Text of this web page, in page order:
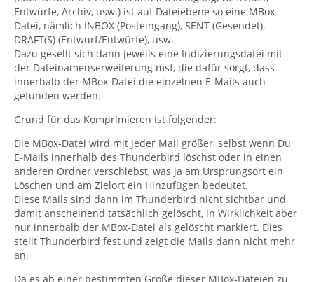
Entwürfe, Archiv, usw.) ist auf Dateiebene so eine MBox-
Datei, nämlich INBOX (Posteingang), SENT (Gesendet),
DRAFT(S) (Entwurf/Entwürfe), usw.
Dazu gesellt sich dann jeweils eine Indizierungsdatei mit
der Dateinamenserweiterung msf, die dafür sorgt, dass
innerhalb der MBox-Datei die einzelnen E-Mails auch
gefunden werden.
Grund für das Komprimieren ist folgender:
Die MBox-Datei wird mit jeder Mail größer, selbst wenn Du
E-Mails innerhalb des Thunderbird löschst oder in einen
anderen Ordner verschiebst, was ja am Ursprungsort ein
Löschen und am Zielort ein Hinzufügen bedeutet.
Diese Mails sind dann im Thunderbird nicht sichtbar und
damit anscheinend tatsächlich gelöscht, in Wirklichkeit aber
nur innerbalb der MBox-Datei als gelöscht markiert. Dies
stellt Thunderbird fest und zeigt die Mails dann nicht mehr
an.
Da es ab einer bestimmten Größe dieser MBox-Dateien zu